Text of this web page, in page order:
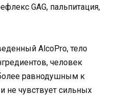
GAG, пальпитация,
AlcoPro, тело
человек
равнодушным к
не чувствует сильных